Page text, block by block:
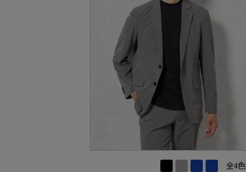
全4色